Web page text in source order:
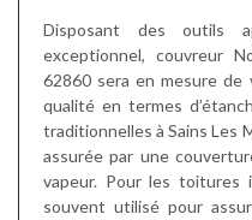
Disposant des outils
exceptionnel, couvreur
62860 sera en mesure
qualité en termes
traditionnelles à Sains Les
assurée par une
vapeur. Pour les toitures
souvent utilisé pour